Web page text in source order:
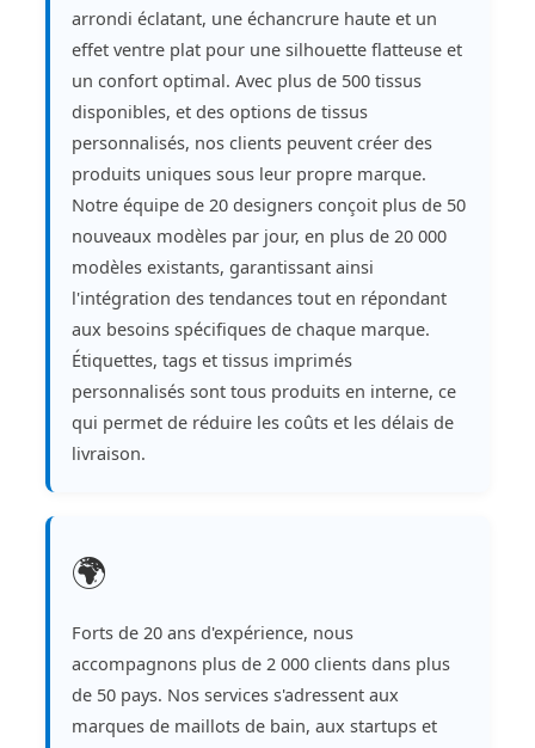
arrondi éclatant, une échancrure haute et un
effet ventre plat pour une silhouette flatteuse et
un confort optimal. Avec plus de 500 tissus
disponibles, et des options de tissus
personnalisés, nos clients peuvent créer des
produits uniques sous leur propre marque.
Notre équipe de 20 designers conçoit plus de 50
nouveaux modèles par jour, en plus de 20 000
modèles existants, garantissant ainsi
l'intégration des tendances tout en répondant
aux besoins spécifiques de chaque marque.
Étiquettes, tags et tissus imprimés
personnalisés sont tous produits en interne, ce
qui permet de réduire les coûts et les délais de
livraison.
🌍
Forts de 20 ans d'expérience, nous
accompagnons plus de 2 000 clients dans plus
de 50 pays. Nos services s'adressent aux
marques de maillots de bain, aux startups et